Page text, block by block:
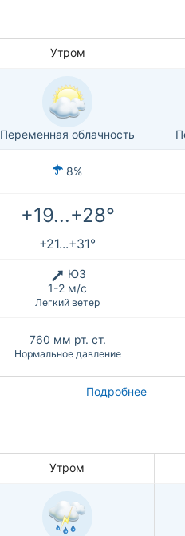
Утром
Переменная облачность
8%
+19...+28°
+21...+31°
ЮЗ
1-2 м/с
Легкий ветер
760 мм рт. ст.
Нормальное давление
Подробнее
Утром